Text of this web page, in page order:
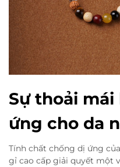
Sự thoải
ứng cho da
Tính chất chống dị ứng
gỉ cao cấp giải quyết một